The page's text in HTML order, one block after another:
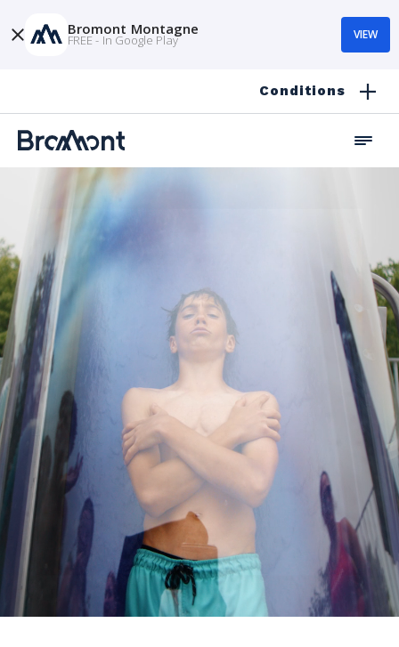
Conditions
Bromont Montagne
FREE - In Google Play VIEW